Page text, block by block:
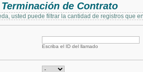
de Contrato
usted puede filtrar la cantidad de registros que
Escriba el ID del llamado